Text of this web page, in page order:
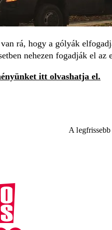
rá, hogy a gólyák
nehezen fogadják el az
itt olvashatja el.
A